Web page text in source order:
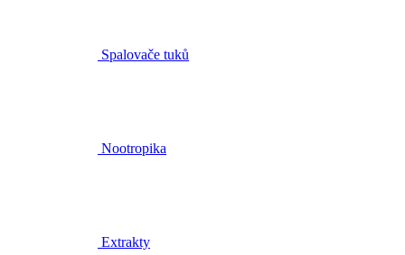
Spalovače tuků
Nootropika
Extrakty